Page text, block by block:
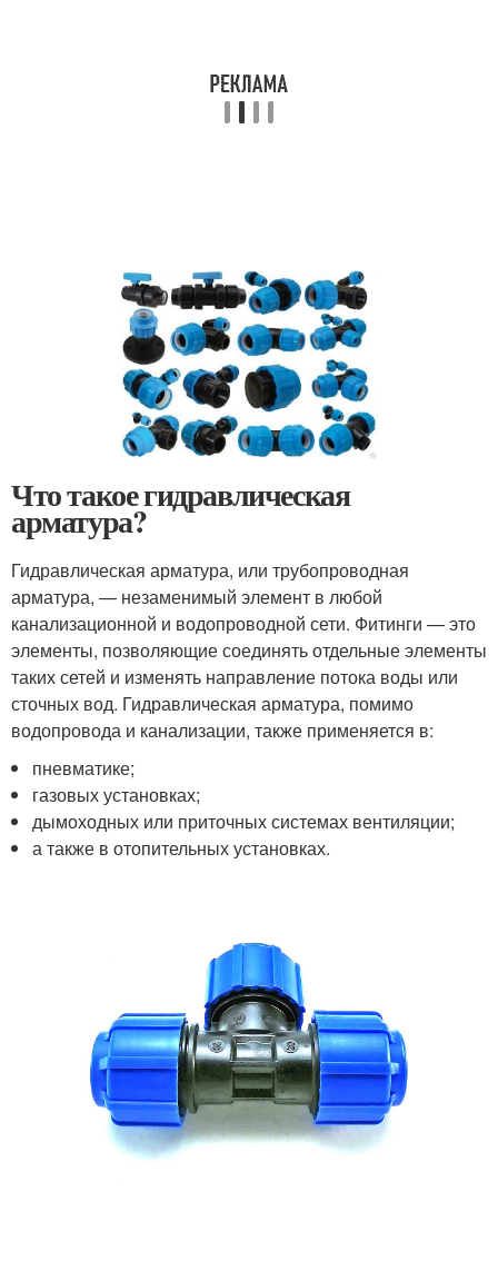
Что такое гидравлическая
арматура?
Гидравлическая арматура, или трубопроводная
арматура, — незаменимый элемент в любой
канализационной и водопроводной сети. Фитинги — это
элементы, позволяющие соединять отдельные элементы
таких сетей и изменять направление потока воды или
сточных вод. Гидравлическая арматура, помимо
водопровода и канализации, также применяется в:
пневматике;
газовых установках;
дымоходных или приточных системах вентиляции;
а также в отопительных установках.